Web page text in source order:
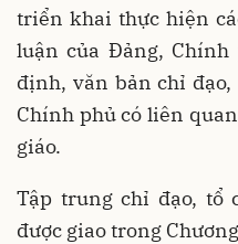
triển khai thực hiện
luận của Đảng, Chính
định, văn bản chỉ
Chính phủ có liên
giáo.
Tập trung chỉ đạo, tổ
được giao trong